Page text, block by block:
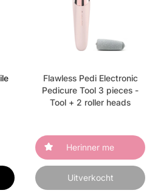
Flawless Pedi Electronic
Pedicure Tool 3 pieces -
Tool + 2 roller heads
Herinner me
Uitverkocht